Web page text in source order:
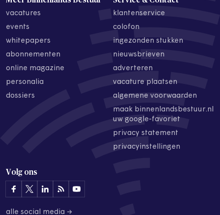
vacatures
events
whitepapers
abonnementen
online magazine
personalia
dossiers
klantenservice
colofon
ingezonden stukken
nieuwsbrieven
adverteren
vacature plaatsen
algemene voorwaarden
maak binnenlandsbestuur.nl
uw google-favoriet
privacy statement
privacyinstellingen
Volg ons
alle social media →